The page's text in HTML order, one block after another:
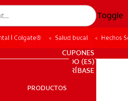
Toggle
PARA PROFESIONALES
CUPONES
DO (ES)
SUSCRÍBASE
PRODUCTOS
| Colgate® Salud bucal Hechos